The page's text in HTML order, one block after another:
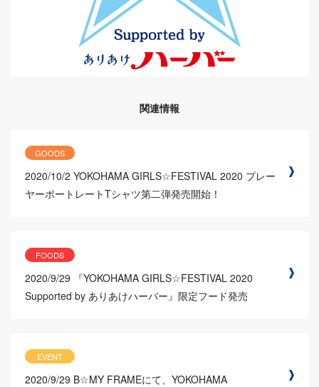
関連情報
GOODS
2020/10/2 YOKOHAMA GIRLS☆FESTIVAL 2020 プレー
ヤーポートレートTシャツ第二弾発売開始！
FOODS
2020/9/29
『YOKOHAMA GIRLS☆FESTIVAL 2020
Supported by ありあけハーバー』限定フード発売
EVENT
2020/9/29 B☆MY FRAMEにて、YOKOHAMA